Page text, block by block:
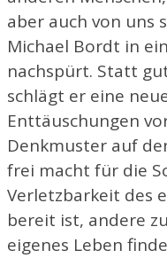
aber auch von uns
Michael Bordt in
nachspürt. Statt
schlägt er eine
Enttäuschungen
Denkmuster auf
frei macht für die
Verletzbarkeit des
bereit ist, andere
eigenes Leben